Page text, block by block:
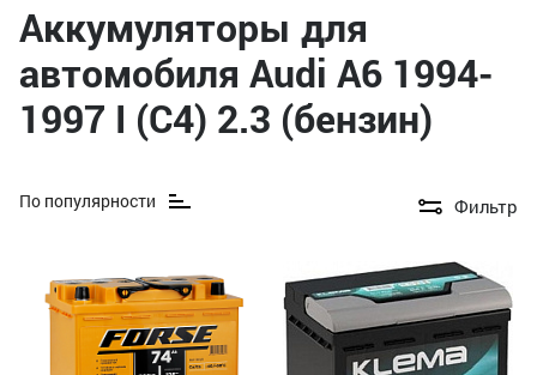
Аккумуляторы для
автомобиля Audi A6 1994-
1997 I (C4) 2.3 (бензин)
По популярности Фильтр